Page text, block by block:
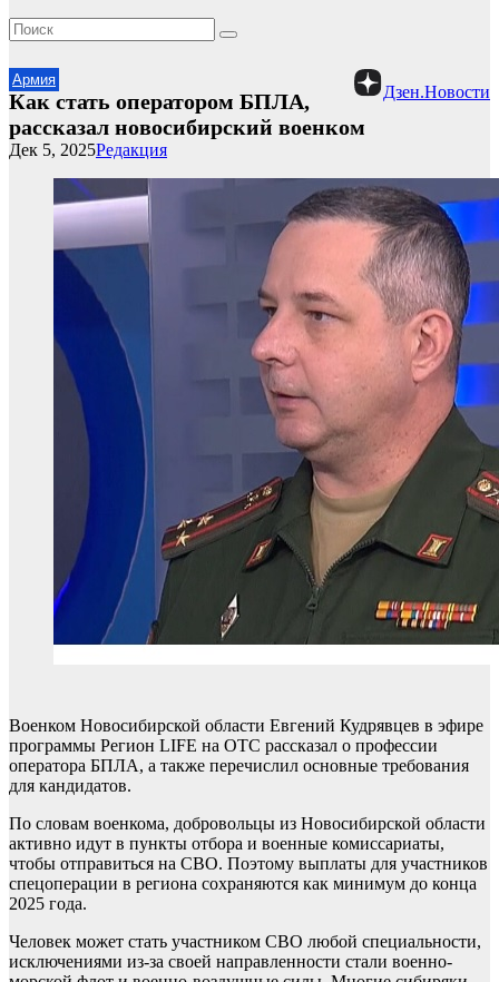
Армия
Дзен.Новости
Как стать оператором БПЛА,
рассказал новосибирский военком
Редакция
Дек 5, 2025
Военком Новосибирской области Евгений Кудрявцев в эфире
программы Регион LIFE на ОТС рассказал о профессии
оператора БПЛА, а также перечислил основные требования
для кандидатов.
По словам военкома, добровольцы из Новосибирской области
активно идут в пункты отбора и военные комиссариаты,
чтобы отправиться на СВО. Поэтому выплаты для участников
спецоперации в региона сохраняются как минимум до конца
2025 года.
Человек может стать участником СВО любой специальности,
исключениями из-за своей направленности стали военно-